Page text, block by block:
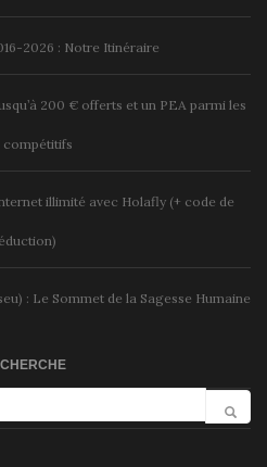
2026 : Notre Itinéraire
200 € offerts et un PEA parmi les
compétitifs
illimité avec Holafly (+ code de
: Le Sommet de la Sagesse Humaine